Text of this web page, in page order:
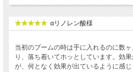
αリノレン酸様
当初のブームの時は手に入れるのに数
り、落ち着いてホッとしています。効
が、何となく効果が出ているように感